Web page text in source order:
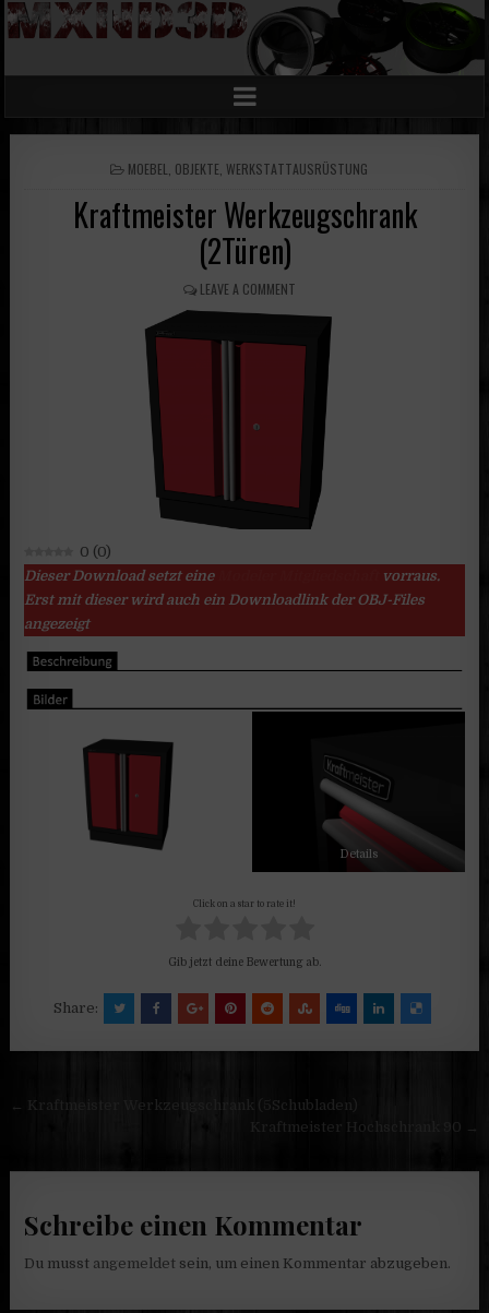
POSTED
MOEBEL OBJEKTE WERKSTATTAUSRÜSTUNG
Kraftmeister Werkzeugschrank
(2Türen)
LEAVE A COMMENT
0 (0)
Dieser Download setzt eine
vorraus.
Erst mit dieser wird auch ein Downloadlink der OBJ-Files
angezeigt
Details
Click on a star to rate it!
Gib jetzt deine Bewertung ab.
Share:
Beitragsnavigation
← Kraftmeister Werkzeugschrank (5Schubladen)
Kraftmeister Hochschrank 90 →
Schreibe einen Kommentar
Du musst angemeldet sein, um einen Kommentar abzugeben.